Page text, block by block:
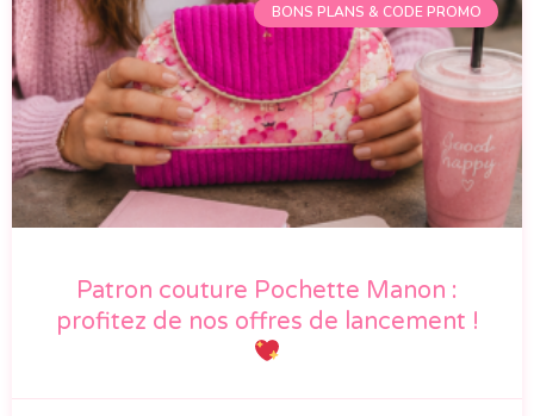
BONS PLANS & CODE PROMO
Patron couture Pochette Manon :
profitez de nos offres de lancement !